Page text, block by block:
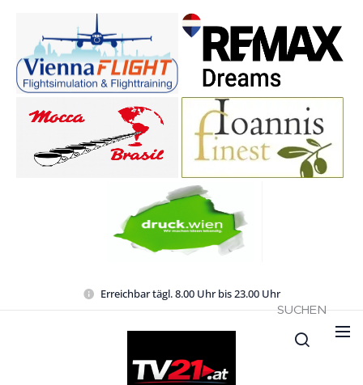
Erreichbar tägl. 8.00 Uhr bis 23.00 Uhr
SUCHEN